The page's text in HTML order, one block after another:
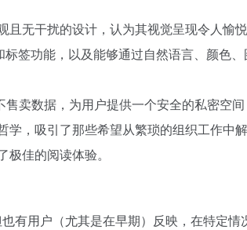
无干扰的设计，认为其视觉呈现令人愉悦
签功能，以及能够通过自然语言、颜色
卖数据，为用户提供一个安全的私密空
，吸引了那些希望从繁琐的组织工作中解
佳的阅读体验。
有用户（尤其是在早期）反映，在特定